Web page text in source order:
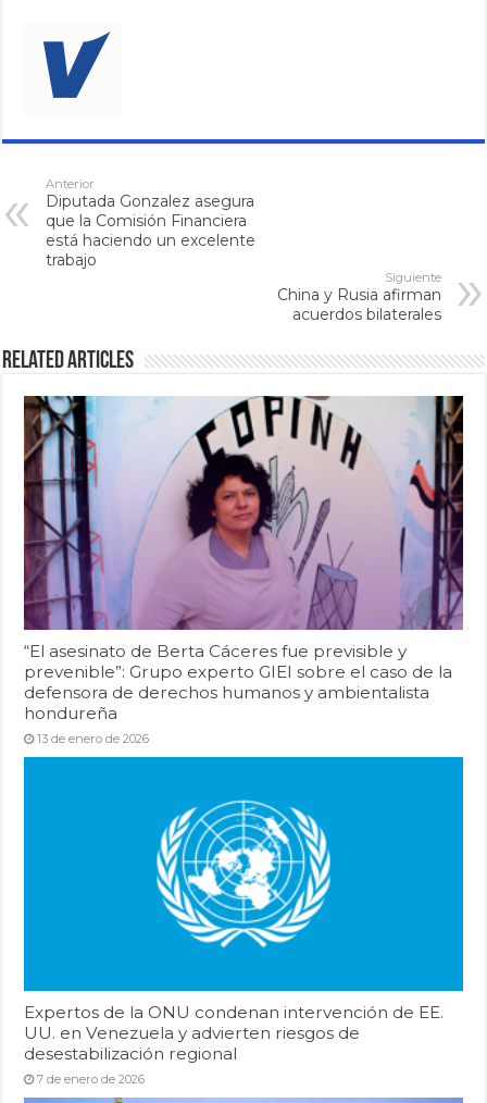
Anterior
Diputada Gonzalez asegura
que la Comisión Financiera
está haciendo un excelente
trabajo
Siguiente
China y Rusia afirman
acuerdos bilaterales
Related Articles
“El asesinato de Berta Cáceres fue previsible y
prevenible”: Grupo experto GIEI sobre el caso de la
defensora de derechos humanos y ambientalista
hondureña
13 de enero de 2026
Expertos de la ONU condenan intervención de EE.
UU. en Venezuela y advierten riesgos de
desestabilización regional
7 de enero de 2026